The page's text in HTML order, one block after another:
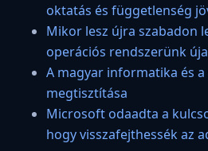
oktatás és függetlenség
Mikor lesz újra szabadon
operációs rendszerünk
A magyar informatika és
megtisztítása
Microsoft odaadta a
hogy visszafejthessék az